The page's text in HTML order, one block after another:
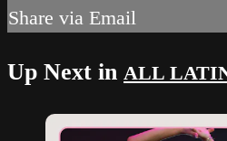
Share via Email
Up Next in ALL